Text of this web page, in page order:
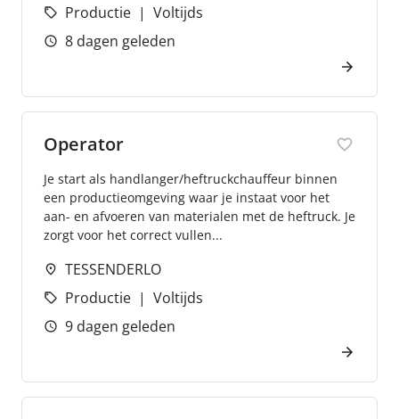
Productie
Voltijds
8 dagen geleden
Operator
Je start als handlanger/heftruckchauffeur binnen
een productieomgeving waar je instaat voor het
aan- en afvoeren van materialen met de heftruck. Je
zorgt voor het correct vullen...
TESSENDERLO
Productie
Voltijds
9 dagen geleden